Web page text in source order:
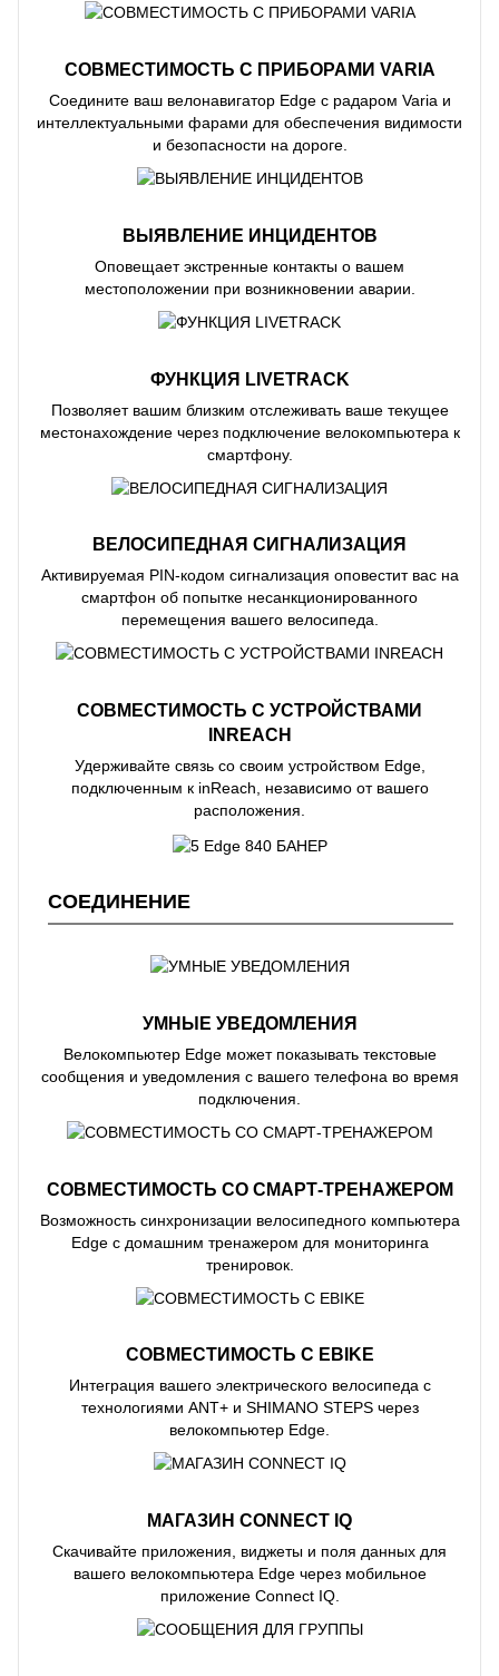
СОВМЕСТИМОСТЬ С ПРИБОРАМИ VARIA
Соедините ваш велонавигатор Edge с радаром Varia и
интеллектуальными фарами для обеспечения видимости
и безопасности на дороге.
ВЫЯВЛЕНИЕ ИНЦИДЕНТОВ
Оповещает экстренные контакты о вашем
местоположении при возникновении аварии.
ФУНКЦИЯ LIVETRACK
Позволяет вашим близким отслеживать ваше текущее
местонахождение через подключение велокомпьютера к
смартфону.
ВЕЛОСИПЕДНАЯ СИГНАЛИЗАЦИЯ
Активируемая PIN-кодом сигнализация оповестит вас на
смартфон об попытке несанкционированного
перемещения вашего велосипеда.
СОВМЕСТИМОСТЬ С УСТРОЙСТВАМИ
INREACH
Удерживайте связь со своим устройством Edge,
подключенным к inReach, независимо от вашего
расположения.
СОЕДИНЕНИЕ
УМНЫЕ УВЕДОМЛЕНИЯ
Велокомпьютер Edge может показывать текстовые
сообщения и уведомления с вашего телефона во время
подключения.
СОВМЕСТИМОСТЬ СО СМАРТ-ТРЕНАЖЕРОМ
Возможность синхронизации велосипедного компьютера
Edge с домашним тренажером для мониторинга
тренировок.
СОВМЕСТИМОСТЬ С EBIKE
Интеграция вашего электрического велосипеда с
технологиями ANT+ и SHIMANO STEPS через
велокомпьютер Edge.
МАГАЗИН CONNECT IQ
Скачивайте приложения, виджеты и поля данных для
вашего велокомпьютера Edge через мобильное
приложение Connect IQ.